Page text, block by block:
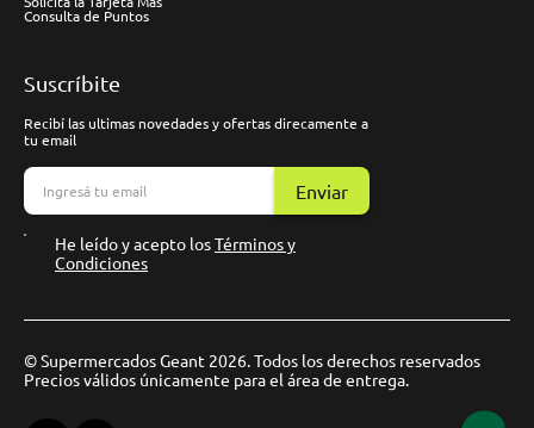
Consulta de Puntos
Suscríbite
Recibí las ultimas novedades y ofertas direcamente a
tu email
Enviar
He leído y acepto losTérminos y
Condiciones
© Supermercados Geant 2026. Todos los derechos reservados
Precios válidos únicamente para el área de entrega.